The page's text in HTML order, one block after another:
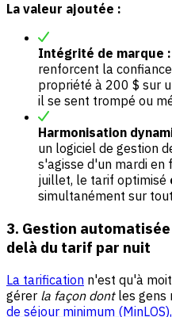
La valeur ajoutée :
Intégrité de marque :
renforcent la
propriété à 200 $ sur
il se sent trompé ou
Harmonisation
un logiciel de gestion
s'agisse d'un mardi en
juillet, le tarif optimisé
simultanément sur
3. Gestion
delà du tarif par nuit
La tarification n'est qu'à
gérer la façon dontles gens
de séjour minimum (MinLOS),